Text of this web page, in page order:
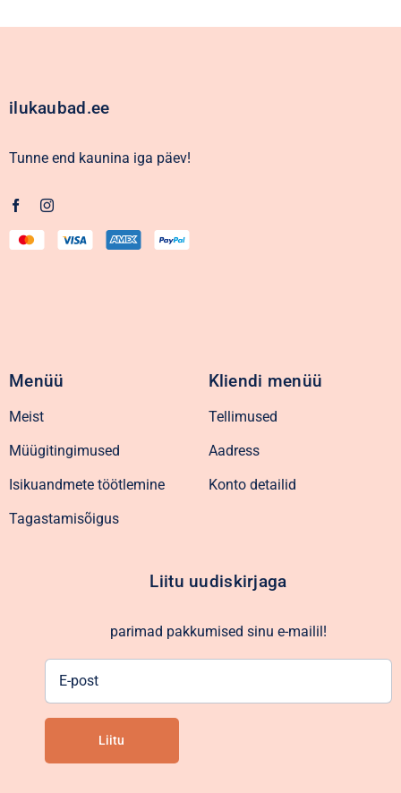
ilukaubad.ee
Tunne end kaunina iga päev!
Menüü
Meist
Müügitingimused
Isikuandmete töötlemine
Tagastamisõigus
Kliendi menüü
Tellimused
Aadress
Konto detailid
Liitu uudiskirjaga
parimad pakkumised sinu e-mailil!
Liitu